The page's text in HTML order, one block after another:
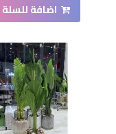
اضافة للسلة